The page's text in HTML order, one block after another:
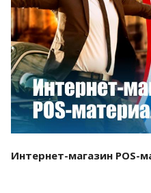
Интернет-магазин POS-